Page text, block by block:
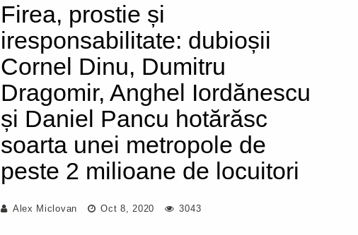
Firea, prostie și
iresponsabilitate: dubioșii
Cornel Dinu, Dumitru
Dragomir, Anghel Iordănescu
și Daniel Pancu hotărăsc
soarta unei metropole de
peste 2 milioane de locuitori
Alex Miclovan Oct 8, 2020 3043